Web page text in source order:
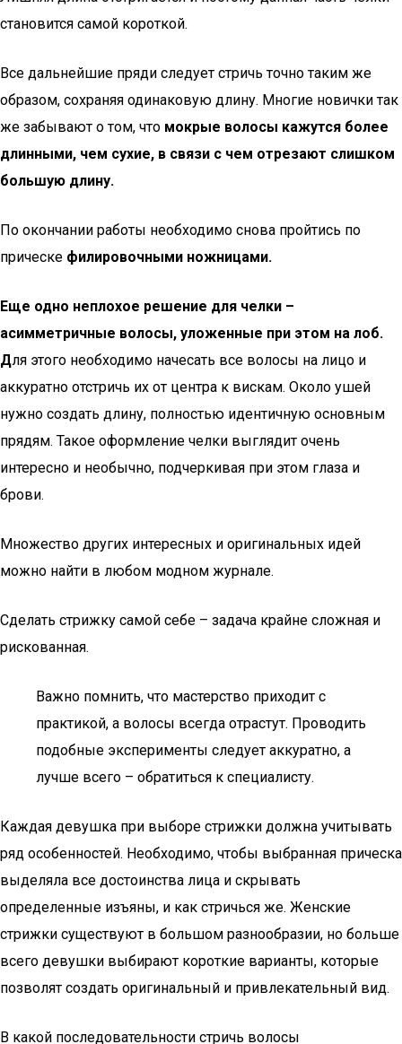
становится самой короткой.
Все дальнейшие пряди следует стричь точно таким же
образом, сохраняя одинаковую длину. Многие новички так
же забывают о том, что мокрые волосы кажутся более
длинными, чем сухие, в связи с чем отрезают слишком
большую длину.
По окончании работы необходимо снова пройтись по
прическе филировочными ножницами.
Еще одно неплохое решение для челки –
асимметричные волосы, уложенные при этом на лоб.
Для этого необходимо начесать все волосы на лицо и
аккуратно отстричь их от центра к вискам. Около ушей
нужно создать длину, полностью идентичную основным
прядям. Такое оформление челки выглядит очень
интересно и необычно, подчеркивая при этом глаза и
брови.
Множество других интересных и оригинальных идей
можно найти в любом модном журнале.
Сделать стрижку самой себе – задача крайне сложная и
рискованная.
Важно помнить, что мастерство приходит с
практикой, а волосы всегда отрастут. Проводить
подобные эксперименты следует аккуратно, а
лучше всего – обратиться к специалисту.
Каждая девушка при выборе стрижки должна учитывать
ряд особенностей. Необходимо, чтобы выбранная прическа
выделяла все достоинства лица и скрывать
определенные изъяны, и как стричься же. Женские
стрижки существуют в большом разнообразии, но больше
всего девушки выбирают короткие варианты, которые
позволят создать оригинальный и привлекательный вид.
В какой последовательности стричь волосы